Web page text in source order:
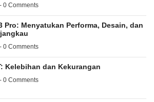
0 Comments
Pro: Menyatukan Performa, Desain, dan
0 Comments
Kelebihan dan Kekurangan
0 Comments